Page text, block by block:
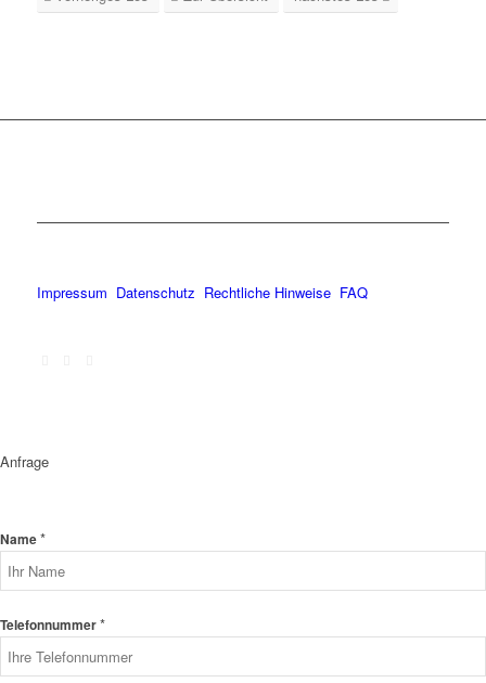
Impressum Datenschutz Rechtliche Hinweise FAQ
Anfrage
Name*
Telefonnummer*